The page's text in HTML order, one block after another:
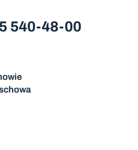
540-48-00